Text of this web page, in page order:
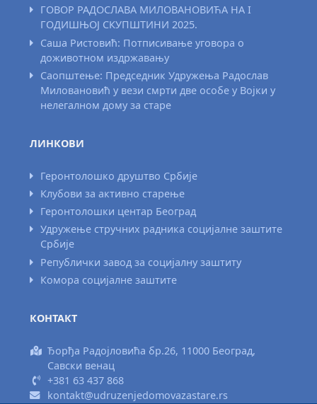
ГОВОР РАДОСЛАВА МИЛОВАНОВИЋА НА I
ГОДИШЊОЈ СКУПШТИНИ 2025.
Саша Ристовић: Потписивање уговора о
доживотном издржавању
Саопштење: Председник Удружења Радослав
Миловановић у вези смрти две особе у Војки у
нелегалном дому за старе
ЛИНКОВИ
Геронтолошко друштво Србије
Клубови за активно старење
Геронтолошки центар Београд
Удружење стручних радника социјалне заштите
Србије
Републички завод за социјалну заштиту
Комора социјалне заштите
КОНТАКТ
Ђорђа Радојловића бр.26, 11000 Београд,
Савски венац
+381 63 437 868
kontakt@udruzenjedomovazastare.rs